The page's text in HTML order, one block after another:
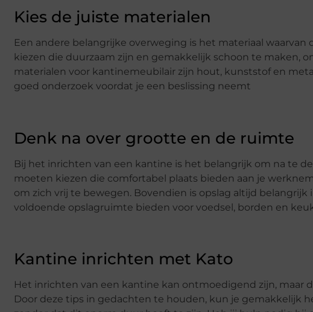
Kies de juiste materialen
Een andere belangrijke overweging is het materiaal
kiezen die duurzaam zijn en gemakkelijk schoon te maken,
materialen voor kantinemeubilair zijn hout, kunststof en
goed onderzoek voordat je een beslissing neemt
Denk na over grootte en de ruimte
Bij het inrichten van een kantine is het belangrijk om na te
moeten kiezen die comfortabel plaats bieden aan je
om zich vrij te bewegen. Bovendien is opslag altijd
voldoende opslagruimte bieden voor voedsel, borden en
Kantine inrichten met Kato
Het inrichten van een kantine kan ontmoedigend zijn, maar
Door deze tips in gedachten te houden, kun je gemakkelijk